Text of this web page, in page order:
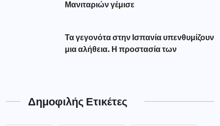
Μανιταριών γέμισε
Τα γεγονότα στην Ισπανία υπενθυμίζουν
μια αλήθεια. Η προστασία των
Δημοφιλής Ετικέτες